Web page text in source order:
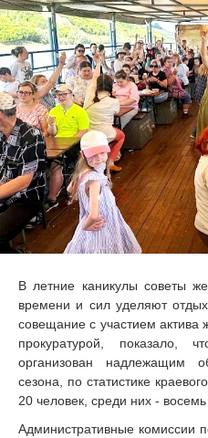
В летние каникулы советы
времени и сил уделяют
совещание с участием
прокуратурой, показало,
организован надлежащим
сезона, по статистике
20 человек, среди них -
Административные комиссии